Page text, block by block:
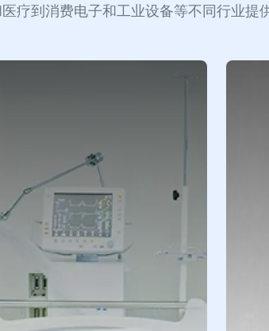
疗到消费电子和工业设备等不同行业提